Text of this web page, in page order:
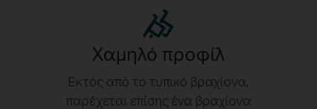
Χαμηλό προφίλ
Εκτός από το τυπικό βραχίονα,
παρέχεται επίσης ένα βραχίονα